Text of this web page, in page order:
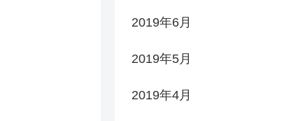
2019年6月
2019年5月
2019年4月